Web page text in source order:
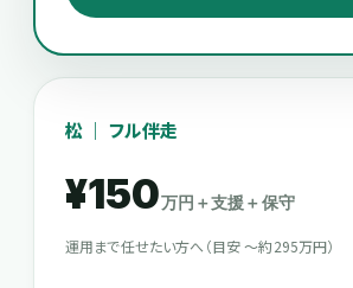
松 ｜ フル伴走
¥150万円＋支援＋保守
運用まで任せたい方へ（目安 〜約295万円）